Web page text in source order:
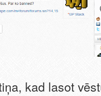
kad lasot